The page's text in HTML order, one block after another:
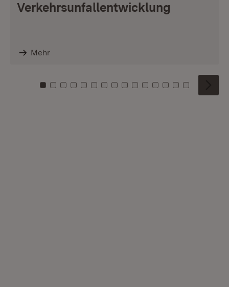
Verkehrsunfallentwicklung
Mehr
Zu Kachel: 0
Zu Kachel: 1
Zu Kachel: 2
Zu Kachel: 3
Zu Kachel: 4
Zu Kachel: 5
Zu Kachel: 6
Zu Kachel: 7
Zu Kachel: 8
Zu Kachel: 9
Zu Kachel: 10
Zu Kachel: 11
Zu Kachel: 12
Zu Kachel:
Zu